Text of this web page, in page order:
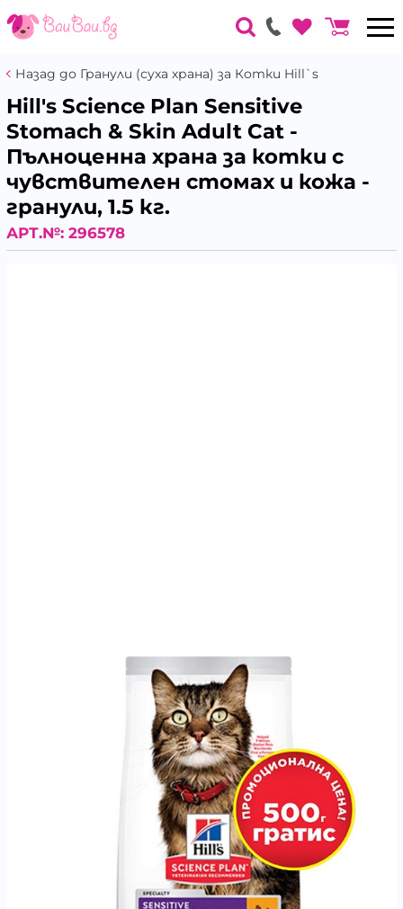
Назад до Гранули (суха храна) за Котки Hill`s
Hill's Science Plan Sensitive
Stomach & Skin Adult Cat -
Пълноценна храна за котки с
чувствителен стомах и кожа -
гранули, 1.5 кг.
АРТ.№: 296578